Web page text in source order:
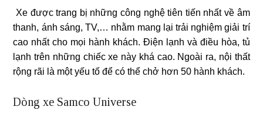
Xe được trang bị những công nghệ tiên tiến nhất về âm
thanh, ánh sáng, TV,… nhằm mang lại trải nghiệm giải trí
cao nhất cho mọi hành khách. Điện lạnh và điều hòa, tủ
lạnh trên những chiếc xe này khá cao. Ngoài ra, nội thất
rộng rãi là một yếu tố để có thể chở hơn 50 hành khách.
Dòng xe Samco Universe